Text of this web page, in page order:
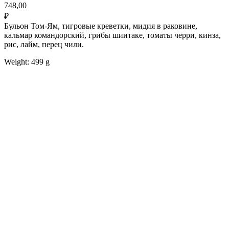
748,00
₽
Бульон Том-Ям, тигровые креветки, мидия в раковине,
кальмар командорский, грибы шиитаке, томаты черри, кинза,
рис, лайм, перец чили.
Weight: 499 g